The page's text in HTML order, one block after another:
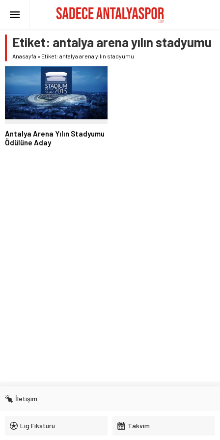
Etiket: antalya arena yılın stadyumu
Anasayfa » Etiket: antalya arena yılın stadyumu
Antalya Arena Yılın Stadyumu
Ödülüne Aday
İletişim
Lig Fikstürü Takvim